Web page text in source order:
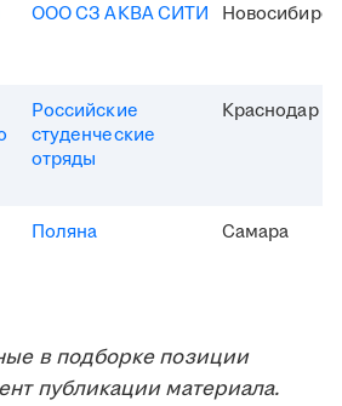
ООО СЗ АКВА СИТИ Новосибирск
Российские
студенческие
отряды
Краснодар
Поляна Самара
в подборке позиции
публикации материала.